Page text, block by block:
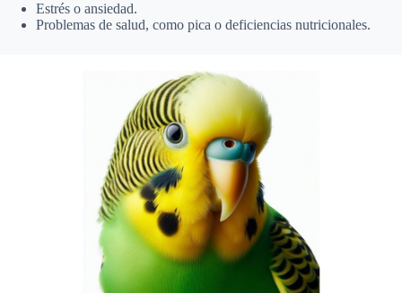
Estrés o ansiedad.
Problemas de salud, como pica o deficiencias nutricionales.